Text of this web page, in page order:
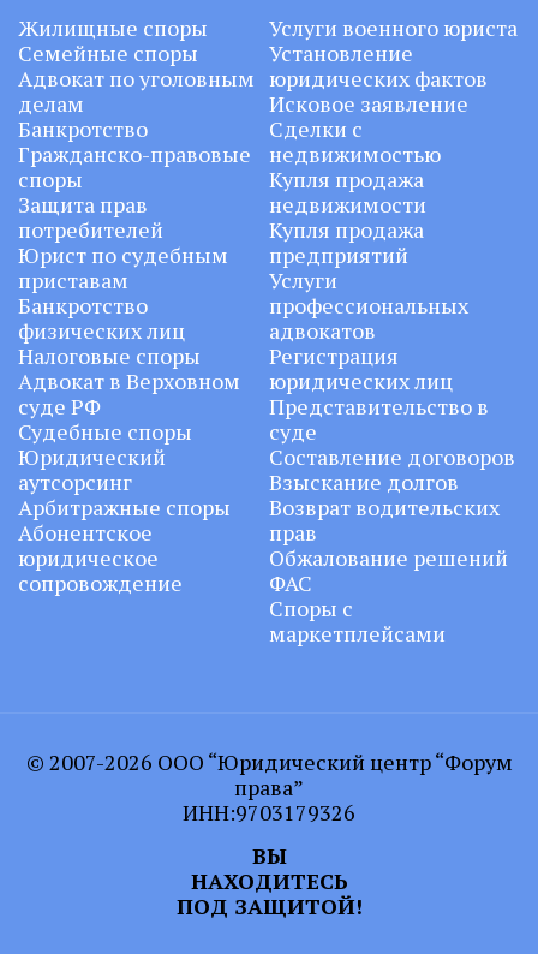
Жилищные споры
Семейные споры
Адвокат по уголовным
делам
Банкротство
Гражданско-правовые
споры
Защита прав
потребителей
Юрист по судебным
приставам
Банкротство
физических лиц
Налоговые споры
Адвокат в Верховном
суде РФ
Судебные споры
Юридический
аутсорсинг
Арбитражные споры
Абонентское
юридическое
сопровождение
Услуги военного юриста
Установление
юридических фактов
Исковое заявление
Сделки с
недвижимостью
Купля продажа
недвижимости
Купля продажа
предприятий
Услуги
профессиональных
адвокатов
Регистрация
юридических лиц
Представительство в
суде
Составление договоров
Взыскание долгов
Возврат водительских
прав
Обжалование решений
ФАС
Споры с
маркетплейсами
© 2007-2026 ООО “Юридический центр “Форум
права”
ИНН:9703179326
ВЫ
НАХОДИТЕСЬ
ПОД ЗАЩИТОЙ!